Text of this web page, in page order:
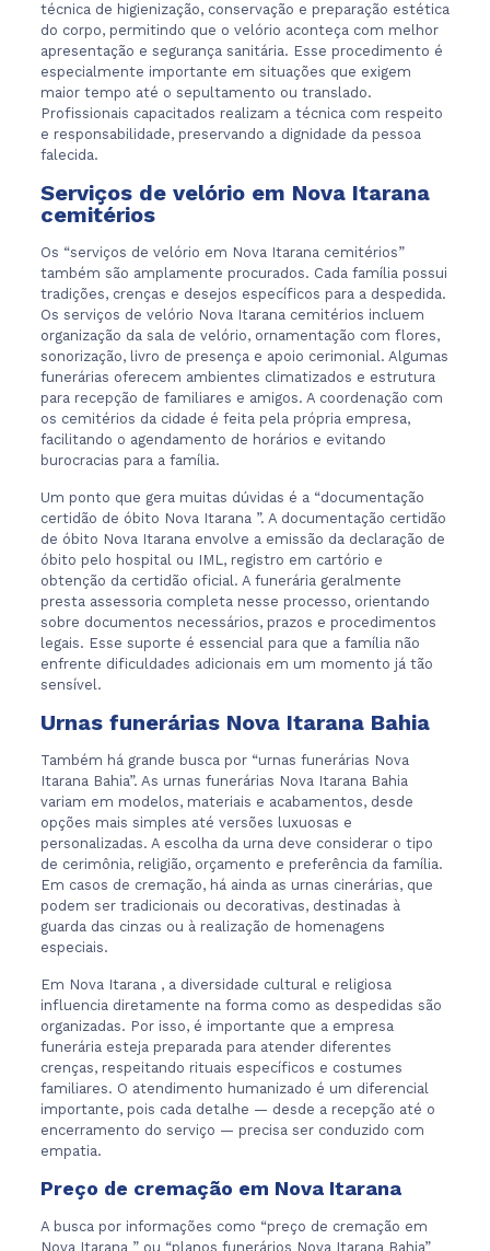
técnica de higienização, conservação e preparação estética
do corpo, permitindo que o velório aconteça com melhor
apresentação e segurança sanitária. Esse procedimento é
especialmente importante em situações que exigem
maior tempo até o sepultamento ou translado.
Profissionais capacitados realizam a técnica com respeito
e responsabilidade, preservando a dignidade da pessoa
falecida.
Serviços de velório em Nova Itarana
cemitérios
Os “serviços de velório em Nova Itarana cemitérios”
também são amplamente procurados. Cada família possui
tradições, crenças e desejos específicos para a despedida.
Os serviços de velório Nova Itarana cemitérios incluem
organização da sala de velório, ornamentação com flores,
sonorização, livro de presença e apoio cerimonial. Algumas
funerárias oferecem ambientes climatizados e estrutura
para recepção de familiares e amigos. A coordenação com
os cemitérios da cidade é feita pela própria empresa,
facilitando o agendamento de horários e evitando
burocracias para a família.
Um ponto que gera muitas dúvidas é a “documentação
certidão de óbito Nova Itarana ”. A documentação certidão
de óbito Nova Itarana envolve a emissão da declaração de
óbito pelo hospital ou IML, registro em cartório e
obtenção da certidão oficial. A funerária geralmente
presta assessoria completa nesse processo, orientando
sobre documentos necessários, prazos e procedimentos
legais. Esse suporte é essencial para que a família não
enfrente dificuldades adicionais em um momento já tão
sensível.
Urnas funerárias Nova Itarana Bahia
Também há grande busca por “urnas funerárias Nova
Itarana Bahia”. As urnas funerárias Nova Itarana Bahia
variam em modelos, materiais e acabamentos, desde
opções mais simples até versões luxuosas e
personalizadas. A escolha da urna deve considerar o tipo
de cerimônia, religião, orçamento e preferência da família.
Em casos de cremação, há ainda as urnas cinerárias, que
podem ser tradicionais ou decorativas, destinadas à
guarda das cinzas ou à realização de homenagens
especiais.
Em Nova Itarana , a diversidade cultural e religiosa
influencia diretamente na forma como as despedidas são
organizadas. Por isso, é importante que a empresa
funerária esteja preparada para atender diferentes
crenças, respeitando rituais específicos e costumes
familiares. O atendimento humanizado é um diferencial
importante, pois cada detalhe — desde a recepção até o
encerramento do serviço — precisa ser conduzido com
empatia.
Preço de cremação em Nova Itarana
A busca por informações como “preço de cremação em
Nova Itarana ” ou “planos funerários Nova Itarana Bahia”